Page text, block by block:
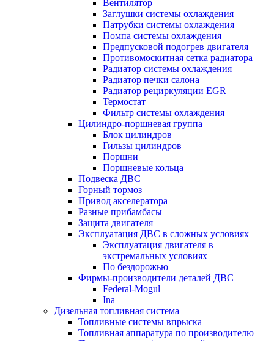
Вентилятор
Заглушки системы охлаждения
Патрубки системы охлаждения
Помпа системы охлаждения
Предпусковой подогрев двигателя
Противомоскитная сетка радиатора
Радиатор системы охлаждения
Радиатор печки салона
Радиатор рециркуляции EGR
Термостат
Фильтр системы охлаждения
Цилиндро-поршневая группа
Блок цилиндров
Гильзы цилиндров
Поршни
Поршневые кольца
Подвеска ДВС
Горный тормоз
Привод акселератора
Разные прибамбасы
Защита двигателя
Эксплуатация ДВС в сложных условиях
Эксплуатация двигателя в
экстремальных условиях
По бездорожью
Фирмы-производители деталей ДВС
Federal-Mogul
Ina
Дизельная топливная система
Топливные системы впрыска
Топливная аппаратура по производителю